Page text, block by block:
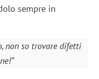
sempre in
non so trovare difetti